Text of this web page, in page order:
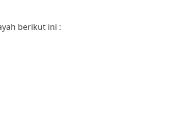
berikut ini :